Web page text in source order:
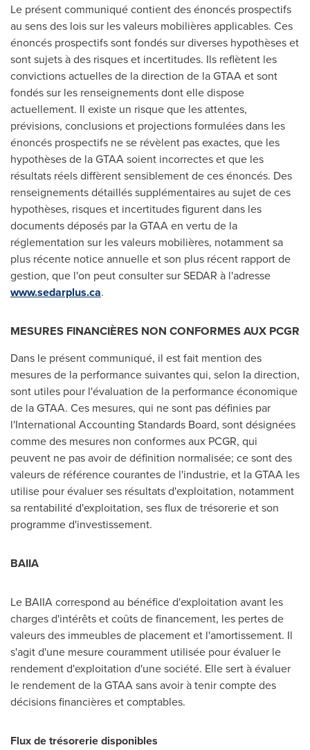
Le présent communiqué contient des énoncés prospectifs
au sens des lois sur les valeurs mobilières applicables. Ces
énoncés prospectifs sont fondés sur diverses hypothèses et
sont sujets à des risques et incertitudes. Ils reflètent les
convictions actuelles de la direction de la GTAA et sont
fondés sur les renseignements dont elle dispose
actuellement. Il existe un risque que les attentes,
prévisions, conclusions et projections formulées dans les
énoncés prospectifs ne se révèlent pas exactes, que les
hypothèses de la GTAA soient incorrectes et que les
résultats réels diffèrent sensiblement de ces énoncés. Des
renseignements détaillés supplémentaires au sujet de ces
hypothèses, risques et incertitudes figurent dans les
documents déposés par la GTAA en vertu de la
réglementation sur les valeurs mobilières, notamment sa
plus récente notice annuelle et son plus récent rapport de
gestion, que l'on peut consulter sur SEDAR à l'adresse
www.sedarplus.ca.
MESURES FINANCIÈRES NON CONFORMES AUX PCGR
Dans le présent communiqué, il est fait mention des
mesures de la performance suivantes qui, selon la direction,
sont utiles pour l'évaluation de la performance économique
de la GTAA. Ces mesures, qui ne sont pas définies par
l'International Accounting Standards Board, sont désignées
comme des mesures non conformes aux PCGR, qui
peuvent ne pas avoir de définition normalisée; ce sont des
valeurs de référence courantes de l'industrie, et la GTAA les
utilise pour évaluer ses résultats d'exploitation, notamment
sa rentabilité d'exploitation, ses flux de trésorerie et son
programme d'investissement.
BAIIA
Le BAIIA correspond au bénéfice d'exploitation avant les
charges d'intérêts et coûts de financement, les pertes de
valeurs des immeubles de placement et l'amortissement. Il
s'agit d'une mesure couramment utilisée pour évaluer le
rendement d'exploitation d'une société. Elle sert à évaluer
le rendement de la GTAA sans avoir à tenir compte des
décisions financières et comptables.
Flux de trésorerie disponibles